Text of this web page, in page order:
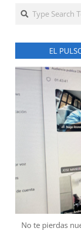
Search
EL
No te pierdas